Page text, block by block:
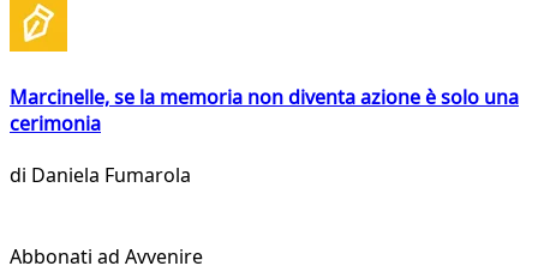
Marcinelle, se la memoria non diventa azione è solo una
cerimonia
di Daniela Fumarola
Abbonati ad Avvenire